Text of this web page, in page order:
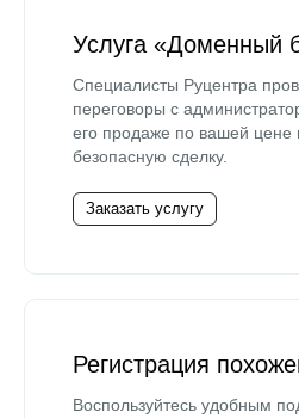
Услуга «Доменный
Специалисты Руцентра
переговоры с
его продаже по вашей цене
безопасную сделку.
Заказать услугу
Регистрация
Воспользуйтесь удобным